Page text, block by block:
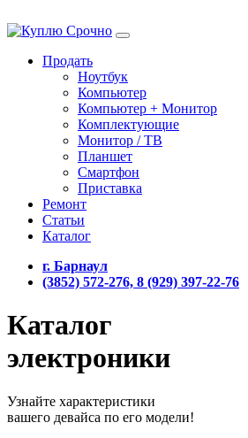
Продать
Ноутбук
Компьютер
Компьютер + Монитор
Комплектующие
Монитор / ТВ
Планшет
Смартфон
Приставка
Ремонт
Статьи
Каталог
г. Барнаул
(3852) 572-276, 8 (929) 397-22-76
Каталог
электроники
Узнайте характеристики
вашего девайса по его модели!